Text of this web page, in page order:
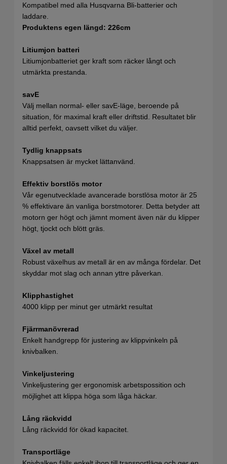
Kompatibel med alla Husqvarna Bli-batterier och
laddare.
Produktens egen längd: 226cm
Litiumjon batteri
Litiumjonbatteriet ger kraft som räcker långt och
utmärkta prestanda.
savE
Välj mellan normal- eller savE-läge, beroende på
situation, för maximal kraft eller driftstid. Resultatet blir
alltid perfekt, oavsett vilket du väljer.
Tydlig knappsats
Knappsatsen är mycket lättanvänd.
Effektiv borstlös motor
Vår egenutvecklade avancerade borstlösa motor är 25
% effektivare än vanliga borstmotorer. Detta betyder att
motorn ger högt och jämnt moment även när du klipper
högt, tjockt och blött gräs.
Växel av metall
Robust växelhus av metall är en av många fördelar. Det
skyddar mot slag och annan yttre påverkan.
Klipphastighet
4000 klipp per minut ger utmärkt resultat
Fjärrmanövrerad
Enkelt handgrepp för justering av klippvinkeln på
knivbalken.
Vinkeljustering
Vinkeljustering ger ergonomisk arbetspossition och
möjlighet att klippa höga som låga häckar.
Lång räckvidd
Lång räckvidd för ökad kapacitet.
Transportläge